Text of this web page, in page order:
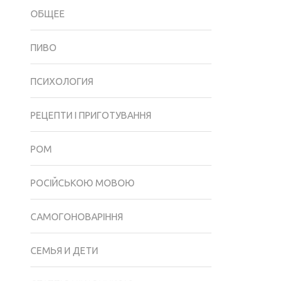
ОБЩЕЕ
ПИВО
ПСИХОЛОГИЯ
РЕЦЕПТИ І ПРИГОТУВАННЯ
РОМ
РОСІЙСЬКОЮ МОВОЮ
САМОГОНОВАРІННЯ
СЕМЬЯ И ДЕТИ